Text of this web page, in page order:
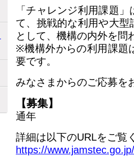
「チャレンジ利用課題
て、挑戦的な利用や大
として、機構の内外を
※機構外からの利用課題
要です。
みなさまからのご応募を
【募集】
通年
詳細は以下のURLをご覧
https://